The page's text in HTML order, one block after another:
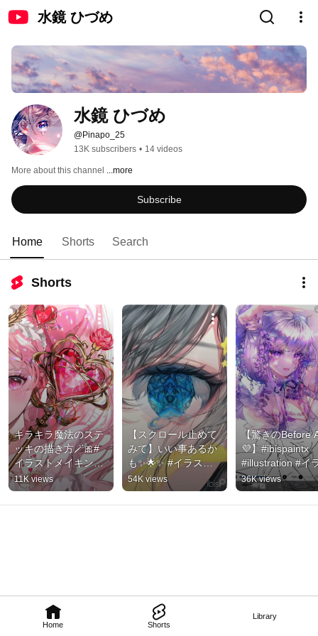
水鏡 ひづめ
Home Shorts
Library
水鏡 ひづめ
@Pinapo_25
13K subscribers • 14 videos
More about this channel ...more
Subscribe
Home Shorts Search
Shorts
キラキラ魔法のステ
ッキの描き方🪄︎︎🎀#
イラストメイキング
#イラスト #art
#illustration
11K views
【スクロール止めて
みて】いい事あるか
も✨🌟✨ #イラスト
#ibispaintx
#illustration #shorts
#イラストメイキン
54K views
【驚きのBefore
💜】#ibispaintx
#illustration #イ
ト #shorts
36K views